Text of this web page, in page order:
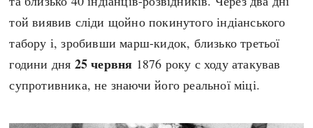
той виявив сліди щойно покинутого індіанського
табору і, зробивши марш-кидок, близько третьої
години дня 25 червня 1876 року с ходу атакував
супротивника, не знаючи його реальної міці.